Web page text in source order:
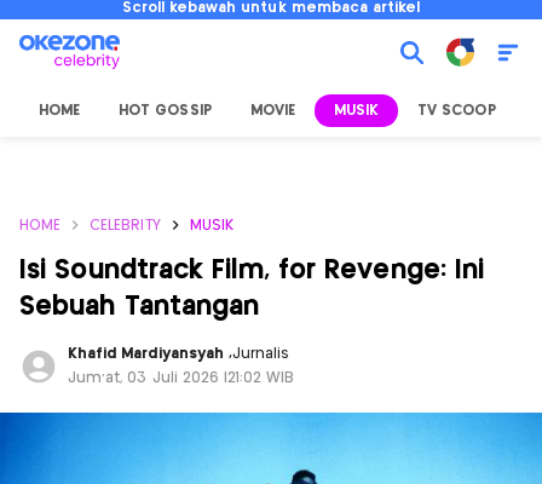
Scroll kebawah untuk membaca artikel
HOME HOT GOSSIP MOVIE MUSIK TV SCOOP
HOME CELEBRITY MUSIK
Isi Soundtrack Film, for Revenge: Ini
Sebuah Tantangan
Khafid Mardiyansyah ,Jurnalis
Jum'at, 03 Juli 2026 |21:02 WIB